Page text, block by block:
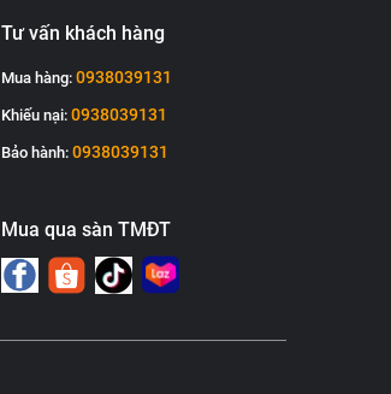
Tư vấn khách hàng
Mua hàng:0938039131
Khiếu nại:0938039131
Bảo hành:0938039131
Mua qua sàn TMĐT